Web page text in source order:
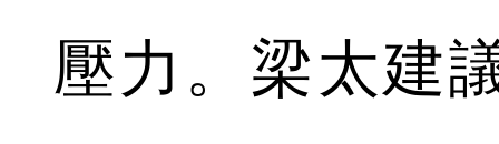
壓力。梁太建